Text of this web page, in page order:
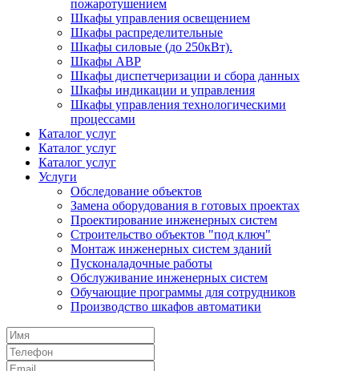
пожаротушением
Шкафы управления освещением
Шкафы распределительные
Шкафы силовые (до 250кВт).
Шкафы АВР
Шкафы диспетчеризации и сбора данных
Шкафы индикации и управления
Шкафы управления технологическими
процессами
Каталог услуг
Каталог услуг
Каталог услуг
Услуги
Обследование объектов
Замена оборудования в готовых проектах
Проектирование инженерных систем
Строительство объектов "под ключ"
Монтаж инженерных систем зданий
Пусконаладочные работы
Обслуживание инженерных систем
Обучающие программы для сотрудников
Производство шкафов автоматики